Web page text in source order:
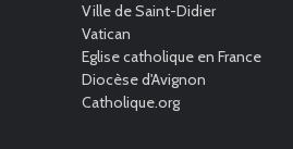
Ville de Saint-Didier
Vatican
Eglise catholique en France
Diocèse d'Avignon
Catholique.org